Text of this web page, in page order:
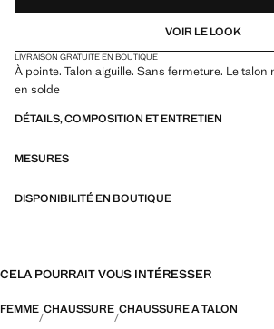
VOIR LE LOOK
LIVRAISON GRATUITE EN BOUTIQUE
À pointe. Talon aiguille. Sans fermeture. Le talon
en solde
DÉTAILS, COMPOSITION ET ENTRETIEN
MESURES
DISPONIBILITÉ EN BOUTIQUE
CELA POURRAIT VOUS INTÉRESSER
FEMME CHAUSSURE CHAUSSURE A TALON